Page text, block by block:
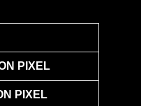
PIXEL
PIXEL